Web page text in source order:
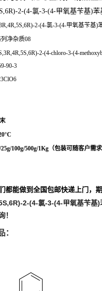
2-(4-氯-3-(4-甲氧基苄基)
2-(4-氯-3-(4-甲氧基苄基)
净杂质08
2-(4-chloro-3-(4-
90-3
100g/500g/1Kg（包装可随客户需
都能做到全国包邮快递上门，
2-(4-氯-3-(4-甲氧基苄基
！
：